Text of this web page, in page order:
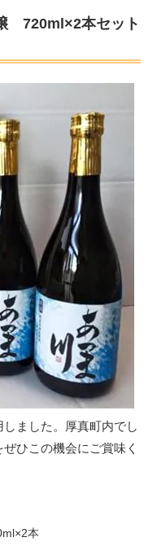
720ml×2本セット
ました。厚真町内でし
ひこの機会にご賞味く
本